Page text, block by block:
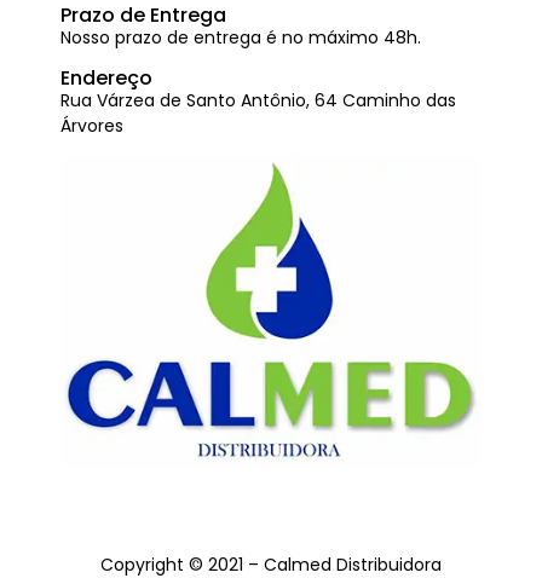
Prazo de Entrega
Nosso prazo de entrega é no máximo 48h.
Endereço
Rua Várzea de Santo Antônio, 64 Caminho das
Árvores
Copyright © 2021 – Calmed Distribuidora